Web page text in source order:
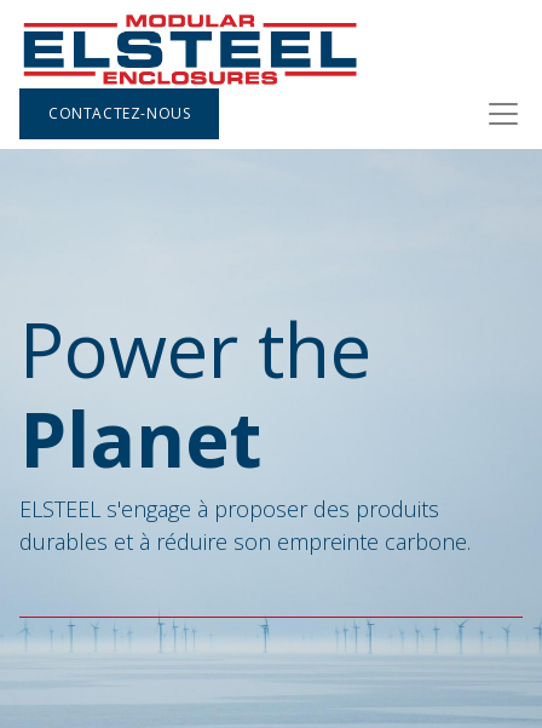
CONTACTEZ-NOUS
Power the
Planet
ELSTEEL s'engage à proposer des produits
durables et à réduire son empreinte carbone.